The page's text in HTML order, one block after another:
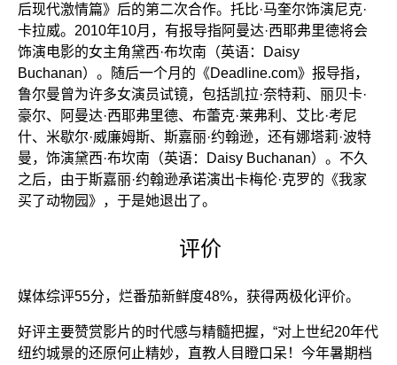
后现代激情篇》后的第二次合作。托比·马奎尔饰演尼克·
卡拉威。2010年10月，有报导指阿曼达·西耶弗里德将会
饰演电影的女主角黛西·布坎南（英语：Daisy
Buchanan）。随后一个月的《Deadline.com》报导指，
鲁尔曼曾为许多女演员试镜，包括凯拉·奈特莉、丽贝卡·
豪尔、阿曼达·西耶弗里德、布蕾克·莱弗利、艾比·考尼
什、米歇尔·威廉姆斯、斯嘉丽·约翰逊，还有娜塔莉·波特
曼，饰演黛西·布坎南（英语：Daisy Buchanan）。不久
之后，由于斯嘉丽·约翰逊承诺演出卡梅伦·克罗的《我家
买了动物园》，于是她退出了。
评价
媒体综评55分，烂番茄新鲜度48%，获得两极化评价。
好评主要赞赏影片的时代感与精髓把握，“对上世纪20年代
纽约城景的还原何止精妙，直教人目瞪口呆！今年暑期档